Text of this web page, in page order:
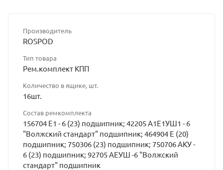
Производитель
ROSPOD
Тип товара
Рем.комплект КПП
Количество в ящике, шт.
16шт.
Состав ремкомплекта
156704 Е1 - 6 (23) подшипник; 42205 А1Е1УШ1 - 6
"Волжский стандарт" подшипник; 464904 Е (20)
подшипник; 750306 (23) подшипник; 750706 АКУ -
6 (23) подшипник; 92705 АЕУШ -6 "Волжский
стандарт" подшипник